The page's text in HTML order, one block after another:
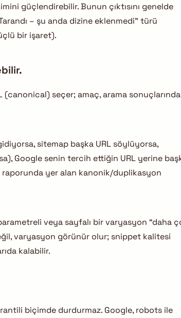
güçlendirebilir. Bunun çıktısını genelde
– şu anda dizine eklenmedi” türü
bir işaret).
seçer; amaç, arama sonuçlarında
sitemap başka URL söylüyorsa,
Google senin tercih ettiğin URL yerine
raporunda yer alan kanonik/duplikasyon
veya sayfalı bir varyasyon “daha
varyasyon görünür olur; snippet kalitesi
kalabilir.
biçimde durdurmaz. Google, robots ile